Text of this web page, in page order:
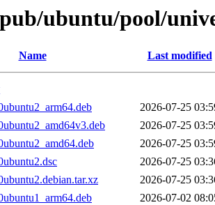
ubuntu/pool/
Name Last modified
2026-07-25
2026-07-25
2026-07-25
2026-07-25
2026-07-25
2026-07-02